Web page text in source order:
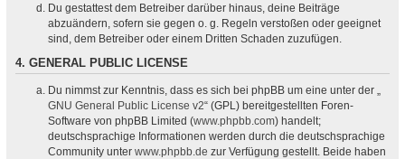
Du gestattest dem Betreiber darüber hinaus, deine Beiträge
abzuändern, sofern sie gegen o. g. Regeln verstoßen oder geeignet
sind, dem Betreiber oder einem Dritten Schaden zuzufügen.
4. GENERAL PUBLIC LICENSE
Du nimmst zur Kenntnis, dass es sich bei phpBB um eine unter der „
GNU General Public License v2“ (GPL) bereitgestellten Foren-
Software von phpBB Limited (www.phpbb.com) handelt;
deutschsprachige Informationen werden durch die deutschsprachige
Community unter www.phpbb.de zur Verfügung gestellt. Beide haben